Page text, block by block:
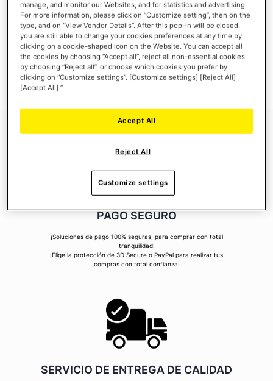
NUEVOS CLIENTES
Crear una cuenta tiene muchos beneficios: Pago más rápido, guardar más de una
dirección, seguimiento de pedidos y mucho más.
CREAR UNA CUENTA
PAGO SEGURO
¡Soluciones de pago 100% seguras, para comprar con total
tranquilidad!
¡Elige la protección de 3D Secure o PayPal para realizar tus
compras con total confianza!
SERVICIO DE ENTREGA DE CALIDAD
manage, and monitor our Websites, and for statistics and advertising.
For more information, please click on “Customize setting”, then on the
type, and on “View Vendor Details”. After this pop-in will be closed,
you are still able to change your cookies preferences at any time by
clicking on a cookie-shaped icon on the Website. You can accept all
the cookies by choosing “Accept all”, reject all non-essential cookies
by choosing “Reject all”, or choose which cookies you prefer by
clicking on “Customize settings”. [Customize settings] [Reject All]
[Accept All] ”
Reject All
Accept All
Customize settings